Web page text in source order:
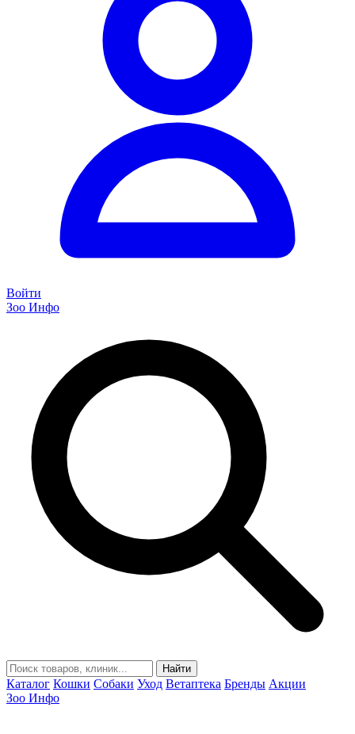
Войти
Зоо Инфо
Найти
Каталог Кошки Собаки Уход Ветаптека Бренды Акции
Зоо Инфо